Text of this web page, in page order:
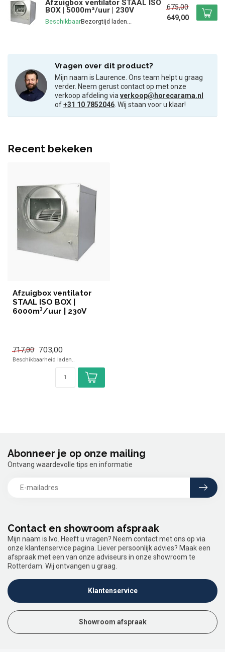
Afzuigbox ventilator STAAL ISO
BOX | 5000m³/uur | 230V
Beschikbaar
675,00
649,00
Vragen over dit product?
Mijn naam is Laurence. Ons team helpt u graag
verder. Neem gerust contact op met onze
verkoop afdeling viaverkoop@horecarama.nl
of+31 10 7852046. Wij staan voor u klaar!
Recent bekeken
Afzuigbox ventilator
STAAL ISO BOX |
6000m³/uur | 230V
717,00 703,00
Beschikbaarheid laden..
Contact en showroom afspraak
Mijn naam is Ivo. Heeft u vragen? Neem contact met ons op via
onze klantenservice pagina. Liever persoonlijk advies? Maak een
afspraak met een van onze adviseurs in onze showroom te
Rotterdam. Wij ontvangen u graag.
Klantenservice
Showroom afspraak
Abonneer je op onze mailing
Ontvang waardevolle tips en informatie